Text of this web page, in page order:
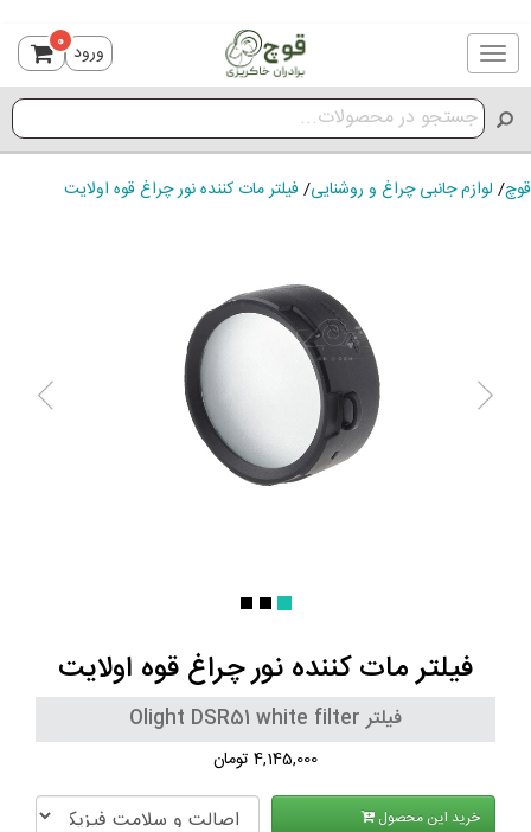
Toggle
navigation
ورود 0
قوچ/ لوازم جانبی چراغ و روشنایی/ فیلتر مات کننده نور چراغ قوه اولایت
فیلتر مات کننده نور چراغ قوه اولایت
فیلتر Olight DSR51 white filter
4,145,000 تومان
خرید این محصول